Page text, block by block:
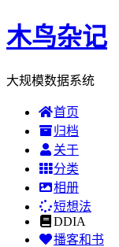
木鸟杂记
大规模数据系统
首页
归档
关于
分类
相册
短想法
DDIA
播客和书